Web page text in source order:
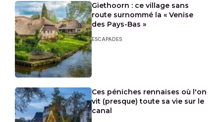
Giethoorn : ce village sans
route surnommé la « Venise
des Pays-Bas »
ESCAPADES
Ces péniches rennaises où l'on
vit (presque) toute sa vie sur le
canal